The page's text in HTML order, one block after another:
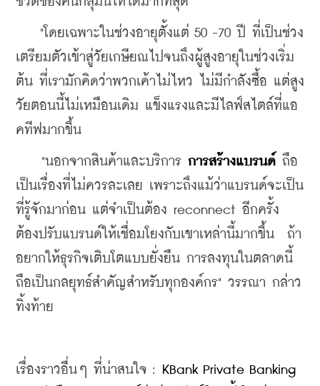
"โดยเฉพาะในช่วงอายุตั้งแต่ 50 -70 ปี ที่เป็นช่วง
เตรียมตัวเข้าสู่วัยเกษียณไปจนถึงผู้สูงอายุในช่วงเริ่ม
ต้น ที่เรามักคิดว่าพวกเค้าไม่ไหว ไม่มีกำลังซื้อ แต่สูง
วัยตอนนี้ไม่เหมือนเดิม แข็งแรงและมีไลฟ์สไตล์ที่แอ
คทีฟมากขึ้น
"นอกจากสินค้าและบริการ การสร้างแบรนด์ ถือ
เป็นเรื่องที่ไม่ควรละเลย เพราะถึงแม้ว่าแบรนด์จะเป็น
ที่รู้จักมาก่อน แต่จำเป็นต้อง reconnect อีกครั้ง
ต้องปรับแบรนด์ให้เชื่อมโยงกับเขาเหล่านี้มากขึ้น  ถ้า
อยากให้ธุรกิจเติบโตแบบยั่งยืน การลงทุนในตลาดนี้
ถือเป็นกลยุทธ์สำคัญสำหรับทุกองค์กร" วรรณา กล่าว
ทิ้งท้าย
เรื่องราวอื่นๆ ที่น่าสนใจ :
KBank Private Banking